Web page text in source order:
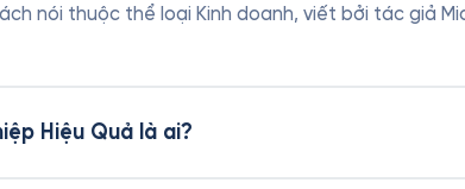
nói thuộc thể loại Kinh doanh, viết bởi tác giả
Hiệu Quả là ai?